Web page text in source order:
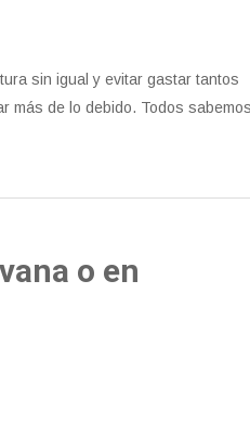
sin igual y evitar gastar tantos
más de lo debido. Todos
o en